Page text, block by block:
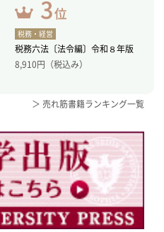
税務・経営
税務六法〔法令編〕令和８年版
8,910円（税込み）
＞ 売れ筋書籍ランキング一覧